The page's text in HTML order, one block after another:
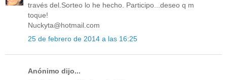
través del.Sorteo lo he hecho. Participo...deseo q m
toque!
Nuckyta@hotmail.com
25 de febrero de 2014 a las 16:25
Anónimo dijo...